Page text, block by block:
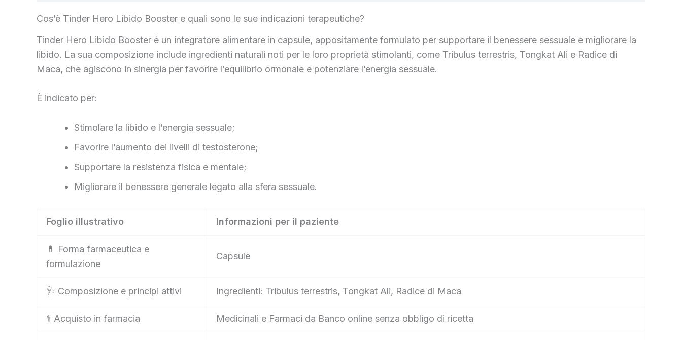
Cos’è Tinder Hero Libido Booster e quali sono le sue indicazioni terapeutiche?
Tinder Hero Libido Booster è un integratore alimentare in capsule, appositamente formulato per supportare il benessere sessuale e migliorare la
libido. La sua composizione include ingredienti naturali noti per le loro proprietà stimolanti, come Tribulus terrestris, Tongkat Ali e Radice di
Maca, che agiscono in sinergia per favorire l’equilibrio ormonale e potenziare l’energia sessuale.
È indicato per:
Stimolare la libido e l’energia sessuale;
Favorire l’aumento dei livelli di testosterone;
Supportare la resistenza fisica e mentale;
Migliorare il benessere generale legato alla sfera sessuale.
Foglio illustrativo Informazioni per il paziente
💊 Forma farmaceutica e
formulazione
Capsule
🩺 Composizione e principi attivi Ingredienti: Tribulus terrestris, Tongkat Ali, Radice di Maca
⚕️ Acquisto in farmacia Medicinali e Farmaci da Banco online senza obbligo di ricetta